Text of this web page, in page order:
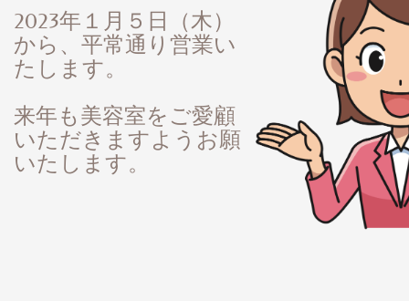
2023年１月５日（木）
から、平常通り営業い
たします。
来年も美容室をご愛顧
いただきますようお願
いたします。